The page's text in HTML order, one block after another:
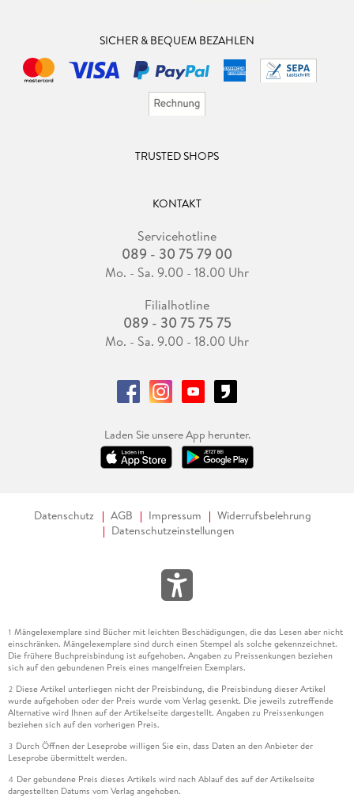
SICHER & BEQUEM BEZAHLEN
TRUSTED SHOPS
KONTAKT
Servicehotline
089 - 30 75 79 00
Mo. - Sa. 9.00 - 18.00 Uhr
Filialhotline
089 - 30 75 75 75
Mo. - Sa. 9.00 - 18.00 Uhr
Laden Sie unsere App herunter.
Datenschutz AGB Impressum
Widerrufsbelehrung
Datenschutzeinstellungen
1 Mängelexemplare sind Bücher mit leichten Beschädigungen, die das Lesen aber nicht
einschränken. Mängelexemplare sind durch einen Stempel als solche gekennzeichnet.
Die frühere Buchpreisbindung ist aufgehoben. Angaben zu Preissenkungen beziehen
sich auf den gebundenen Preis eines mangelfreien Exemplars.
2 Diese Artikel unterliegen nicht der Preisbindung, die Preisbindung dieser Artikel
wurde aufgehoben oder der Preis wurde vom Verlag gesenkt. Die jeweils zutreffende
Alternative wird Ihnen auf der Artikelseite dargestellt. Angaben zu Preissenkungen
beziehen sich auf den vorherigen Preis.
3 Durch Öffnen der Leseprobe willigen Sie ein, dass Daten an den Anbieter der
Leseprobe übermittelt werden.
4 Der gebundene Preis dieses Artikels wird nach Ablauf des auf der Artikelseite
dargestellten Datums vom Verlag angehoben.